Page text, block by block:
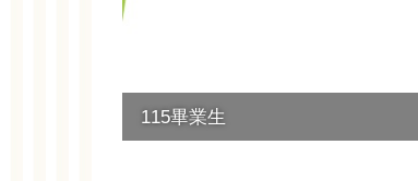
115畢業生